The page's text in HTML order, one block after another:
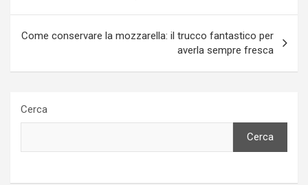
Come conservare la mozzarella: il trucco fantastico per
averla sempre fresca
Cerca
Cerca